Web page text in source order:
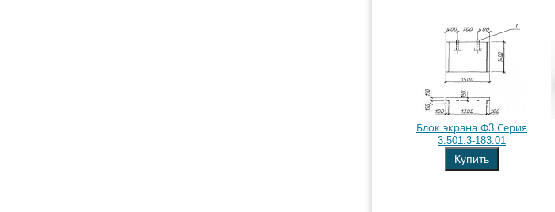
Блок экрана Ф3 Серия
3.501.3-183.01
Купить